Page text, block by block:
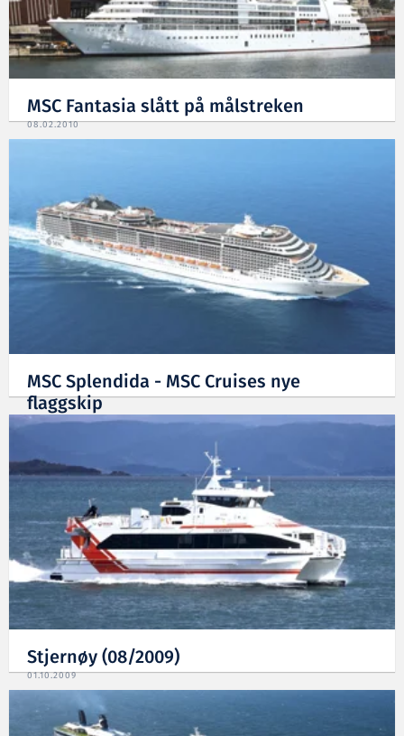
MSC Fantasia slått på målstreken
08.02.2010
MSC Splendida - MSC Cruises nye
flaggskip
09.10.2009
Stjernøy (08/2009)
01.10.2009